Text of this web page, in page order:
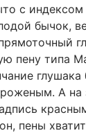
с индексом
бычок,
пену типа
А на
пены